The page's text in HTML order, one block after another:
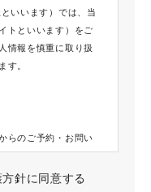
いいます）では、当
トといいます）をご
情報を慎重に取り扱
す。
らのご予約・お問い
針に同意する